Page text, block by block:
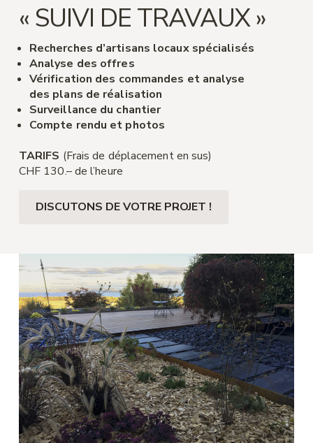
« SUIVI DE TRAVAUX »
Recherches d’artisans locaux spécialisés
Analyse des offres
Vérification des commandes et analyse
des plans de réalisation
Surveillance du chantier
Compte rendu et photos
TARIFS (Frais de déplacement en sus)
CHF 130.– de l’heure
DISCUTONS DE VOTRE PROJET !​